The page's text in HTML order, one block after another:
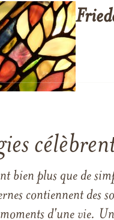
bien plus que de
contiennent des
d'une vie.